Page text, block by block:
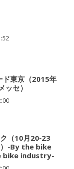
ド東京（2015年
セ）
（10月20‐23
-By the bike
industry-